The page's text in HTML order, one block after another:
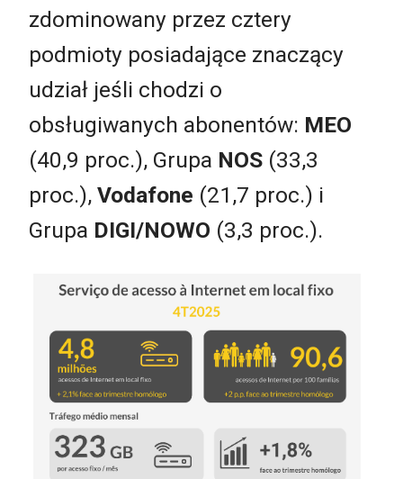
zdominowany przez cztery
podmioty posiadające znaczący
udział jeśli chodzi o
obsługiwanych abonentów: MEO
(40,9 proc.), Grupa NOS (33,3
proc.), Vodafone (21,7 proc.) i
Grupa DIGI/NOWO (3,3 proc.).